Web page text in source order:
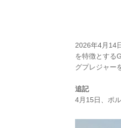
2026年4月14
を特徴とする
グプレジャー
追記
4月15日、ポ